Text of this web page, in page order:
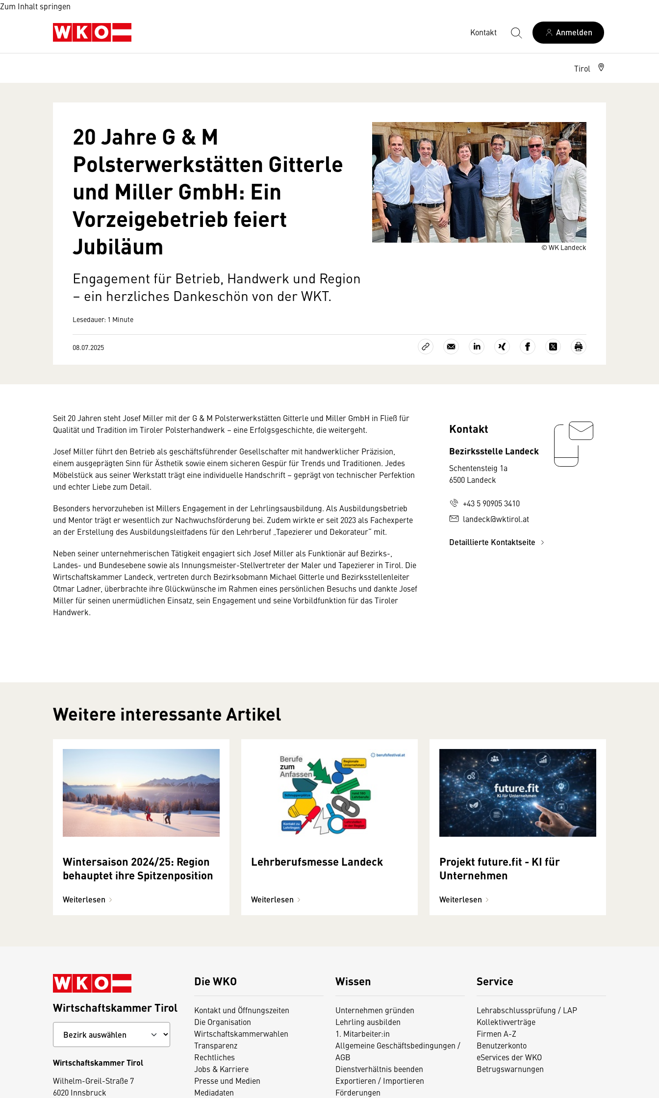
Zum Inhalt springen
Kontakt Anmelden
Tirol
© WK Landeck
20 Jahre G & M
Polsterwerkstätten Gitterle
und Miller GmbH: Ein
Vorzeigebetrieb feiert
Jubiläum
Engagement für Betrieb, Handwerk und Region
– ein herzliches Dankeschön von der WKT.
Lesedauer: 1 Minute
08.07.2025
Seit 20 Jahren steht Josef Miller mit der G & M Polsterwerkstätten Gitterle und Miller GmbH in Fließ für
Qualität und Tradition im Tiroler Polsterhandwerk – eine Erfolgsgeschichte, die weitergeht.
Josef Miller führt den Betrieb als geschäftsführender Gesellschafter mit handwerklicher Präzision,
einem ausgeprägten Sinn für Ästhetik sowie einem sicheren Gespür für Trends und Traditionen. Jedes
Möbelstück aus seiner Werkstatt trägt eine individuelle Handschrift – geprägt von technischer Perfektion
und echter Liebe zum Detail.
Besonders hervorzuheben ist Millers Engagement in der Lehrlingsausbildung. Als Ausbildungsbetrieb
und Mentor trägt er wesentlich zur Nachwuchsförderung bei. Zudem wirkte er seit 2023 als Fachexperte
an der Erstellung des Ausbildungsleitfadens für den Lehrberuf „Tapezierer und Dekorateur“ mit.
Neben seiner unternehmerischen Tätigkeit engagiert sich Josef Miller als Funktionär auf Bezirks-,
Landes- und Bundesebene sowie als Innungsmeister-Stellvertreter der Maler und Tapezierer in Tirol. Die
Wirtschaftskammer Landeck, vertreten durch Bezirksobmann Michael Gitterle und Bezirksstellenleiter
Otmar Ladner, überbrachte ihre Glückwünsche im Rahmen eines persönlichen Besuchs und dankte Josef
Miller für seinen unermüdlichen Einsatz, sein Engagement und seine Vorbildfunktion für das Tiroler
Handwerk.
Kontakt
Bezirksstelle Landeck
Schentensteig 1a
6500 Landeck
+43 5 90905 3410
landeck@wktirol.at
Detaillierte Kontaktseite
Weitere interessante Artikel
Wintersaison 2024/25: Region
behauptet ihre Spitzenposition
Weiterlesen
Lehrberufsmesse Landeck
Weiterlesen
Projekt future.fit - KI für
Unternehmen
Weiterlesen
Die WKO
Kontakt und Öffnungszeiten
Die Organisation
Wirtschaftskammerwahlen
Transparenz
Rechtliches
Jobs & Karriere
Presse und Medien
Mediadaten
Wissen
Unternehmen gründen
Lehrling ausbilden
1. Mitarbeiter:in
Allgemeine Geschäftsbedingungen /
AGB
Dienstverhältnis beenden
Exportieren / Importieren
Förderungen
Service
Lehrabschlussprüfung / LAP
Kollektivverträge
Firmen A-Z
Benutzerkonto
eServices der WKO
Betrugswarnungen
Wirtschaftskammer Tirol
Wirtschaftskammer Tirol
Wilhelm-Greil-Straße 7
6020 Innsbruck